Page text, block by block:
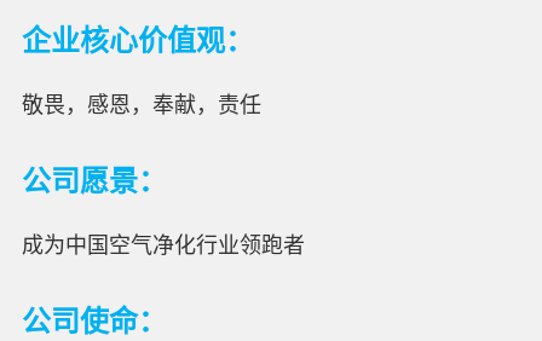
企业核心价值观：
敬畏，感恩，奉献，责任
公司愿景：
成为中国空气净化行业领跑者
公司使命：